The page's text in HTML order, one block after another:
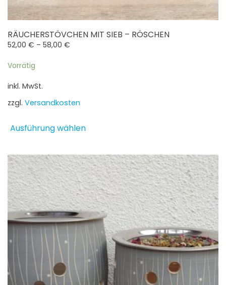
RÄUCHERSTÖVCHEN MIT SIEB – RÖSCHEN
52,00 € – 58,00 €
Vorrätig
inkl. MwSt.
zzgl. Versandkosten
Ausführung wählen
mehrere
Varianten
auf.
Die
Optionen
können
auf
der
Produktseite
gewählt
werden